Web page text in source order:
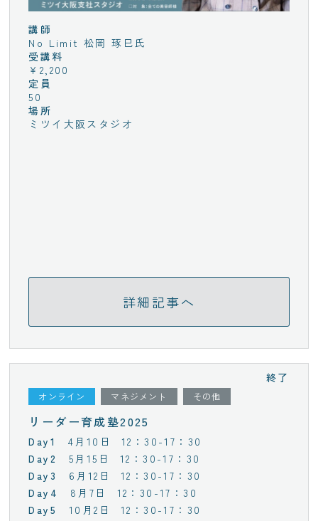
講師
No Limit 松岡 琢巳氏
受講料
¥2,200
定員
50
場所
ミツイ大阪スタジオ
詳細記事へ
オンライン マネジメント その他
リーダー育成塾2025
終了
4月10日
12：30-17：30
5月15日
12：30-17：30
6月12日
12：30-17：30
8月7日
12：30-17：30
10月2日
12：30-17：30